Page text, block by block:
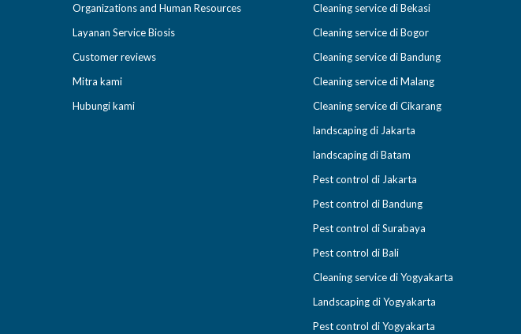
Organizations and Human Resources
Layanan Service Biosis
Customer reviews
Mitra kami
Hubungi kami
Cleaning service di Bekasi
Cleaning service di Bogor
Cleaning service di Bandung
Cleaning service di Malang
Cleaning service di Cikarang
landscaping di Jakarta
landscaping di Batam
Pest control di Jakarta
Pest control di Bandung
Pest control di Surabaya
Pest control di Bali
Cleaning service di Yogyakarta
Landscaping di Yogyakarta
Pest control di Yogyakarta